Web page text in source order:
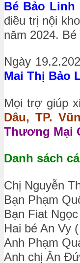
Bé Bảo
điều trị nội
năm 2024.
Ngày
Mai Thị Bảo
Mọi trợ giúp
Dâu, TP.
Thương Mại
Danh sách
Chị Nguyễn
Bạn Phạm
Bạn Fiat
Hai bé An Vy
Anh Phạm
Anh chị Ân